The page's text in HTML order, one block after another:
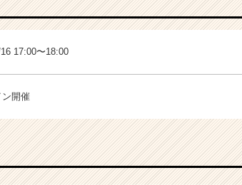
17:00〜18:00
ン開催